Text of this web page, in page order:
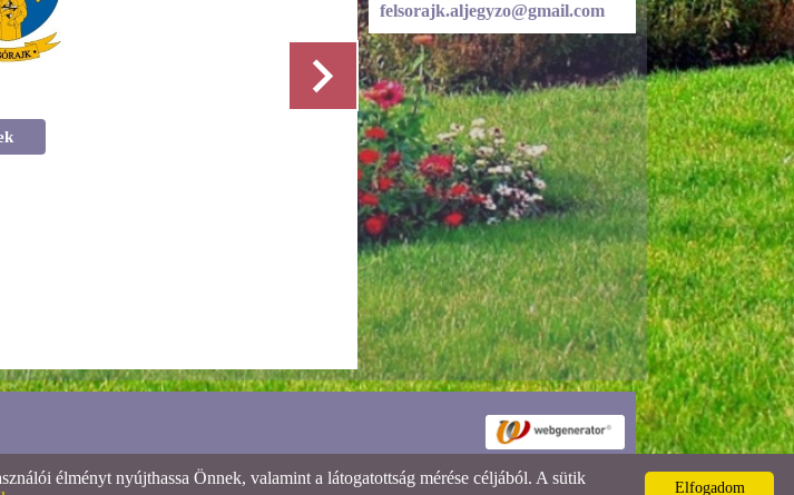
Részletek
felsorajk.aljegyzo@gmail.com
Elfogadom
élményt nyújthassa Önnek, valamint a látogatottság mérése céljából. A sütik